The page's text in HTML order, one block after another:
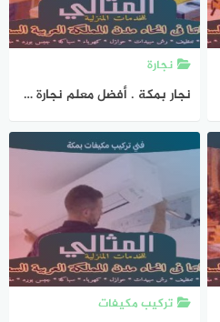
نجارة
نجار بمكة . أفضل معلم نجارة فى مكة المكرمة 0543693221 المثالى للنجارة
تركيب مكيفات